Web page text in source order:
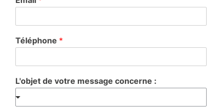
m
Téléphone *
L'objet de votre message concerne :